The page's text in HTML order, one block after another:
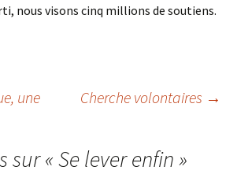
nous visons cinq millions de soutiens.
une Cherche volontaires →
sur «Se lever enfin»